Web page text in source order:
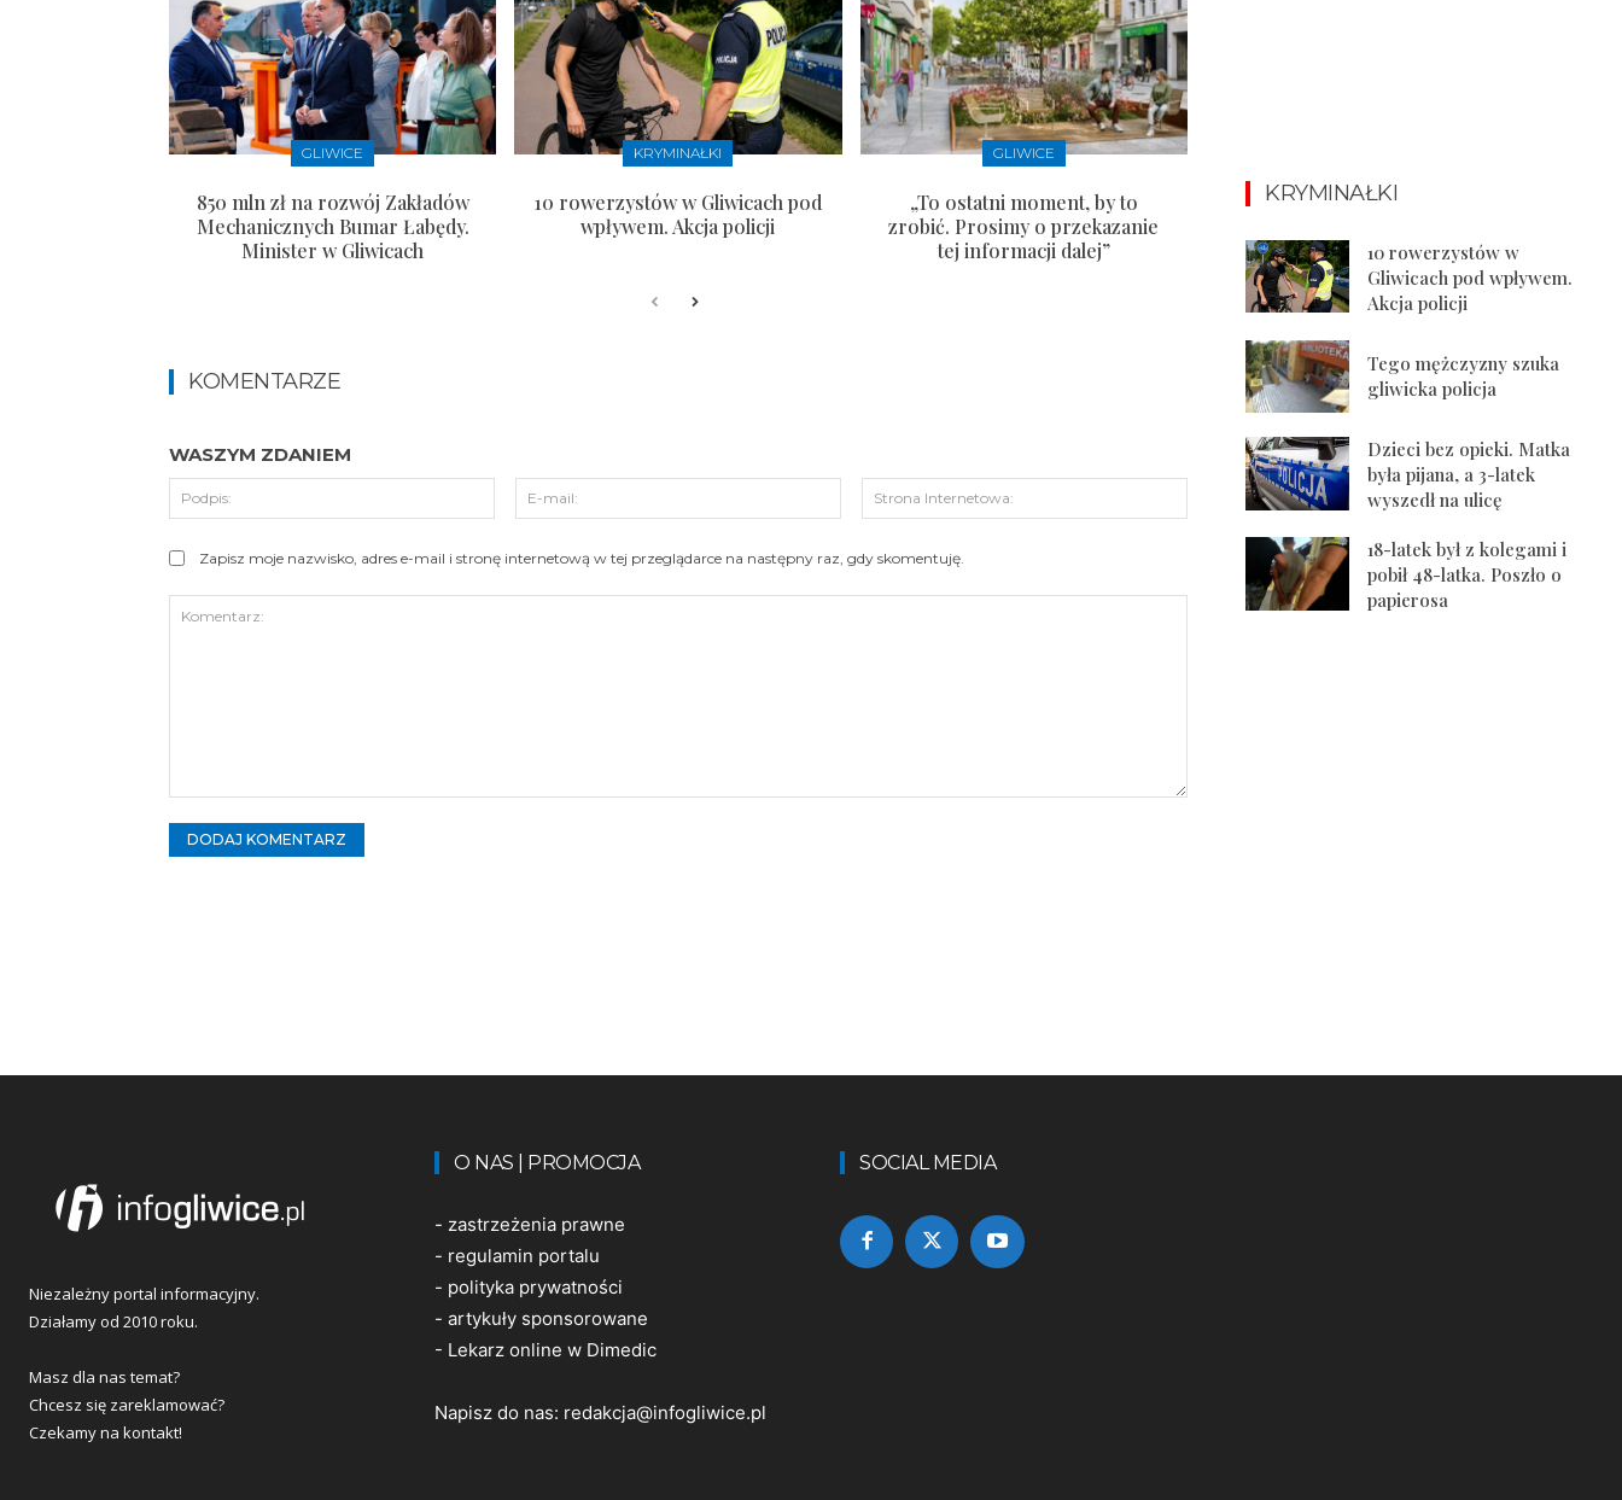
GLIWICE
850 mln zł na rozwój Zakładów
Mechanicznych Bumar Łabędy.
Minister w Gliwicach
KRYMINAŁKI
10 rowerzystów w Gliwicach pod
wpływem. Akcja policji
GLIWICE
„To ostatni moment, by to
zrobić. Prosimy o przekazanie
tej informacji dalej”
KOMENTARZE
WASZYM ZDANIEM
Podpis:
mail:
Internetowa:
Zapisz moje nazwisko, adres e-mail i stronę internetową w tej przeglądarce na następny raz, gdy skomentuję.
KRYMINAŁKI
10 rowerzystów w
Gliwicach pod wpływem.
Akcja policji
Tego mężczyzny szuka
gliwicka policja
Dzieci bez opieki. Matka
była pijana, a 3-latek
wyszedł na ulicę
18-latek był z kolegami i
pobił 48-latka. Poszło o
papierosa
Niezależny portal informacyjny.
Działamy od 2010 roku.
Masz dla nas temat?
Chcesz się zareklamować?
Czekamy na kontakt!
O NAS | PROMOCJA
- zastrzeżenia prawne
- regulamin portalu
- polityka prywatności
- artykuły sponsorowane
- Lekarz online w Dimedic
Napisz do nas: redakcja@infogliwice.pl
SOCIAL MEDIA